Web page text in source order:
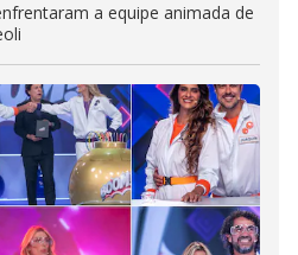
a equipe animada de